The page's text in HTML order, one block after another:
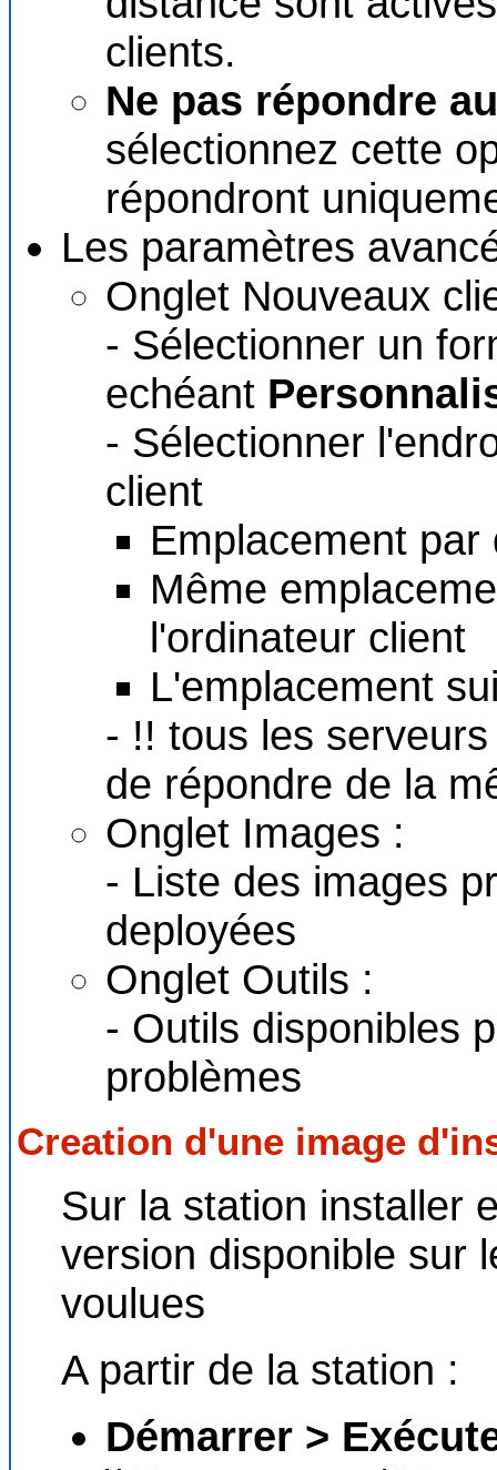
clients.
Ne pas répondre
sélectionnez cette
répondront
Les paramètres
Onglet Nouveaux
- Sélectionner un
echéant
- Sélectionner
client
Emplacement
Même
l'ordinateur client
L'emplacement
- !! tous les
de répondre de la
Onglet Images :
- Liste des images
deployées
Onglet Outils :
- Outils disponibles
problèmes
Creation d'une image
Sur la station installer
version disponible sur
voulues
A partir de la station :
Démarrer >